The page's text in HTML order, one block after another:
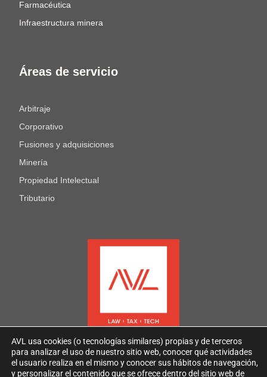
Áreas de servicio
Arbitraje
Corporativo
Fusiones y adquisiciones
Minería
Propiedad Intelectual
Tributario
Farmacéutica
Infraestructura minera
AVL usa cookies (o tecnologías similares) propias y de terceros
para analizar el uso de nuestro sitio web, conocer qué actividades
el usuario realiza en el mismo y conocer sus hábitos de navegación,
y personalizar el contenido que se ofrece dentro del sitio web de